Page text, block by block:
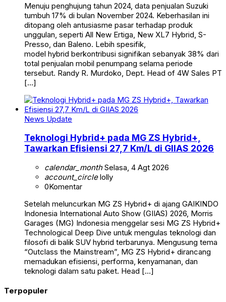
Menuju penghujung tahun 2024, data penjualan Suzuki
tumbuh 17% di bulan November 2024. Keberhasilan ini
ditopang oleh antusiasme pasar terhadap produk
unggulan, seperti All New Ertiga, New XL7 Hybrid, S-
Presso, dan Baleno. Lebih spesifik,
model hybrid berkontribusi signifikan sebanyak 38% dari
total penjualan mobil penumpang selama periode
tersebut. Randy R. Murdoko, Dept. Head of 4W Sales PT
[…]
News Update
Teknologi Hybrid+ pada MG ZS Hybrid+,
Tawarkan Efisiensi 27,7 Km/L di GIIAS 2026
calendar_monthSelasa, 4 Agt 2026
account_circlelolly
0Komentar
Setelah meluncurkan MG ZS Hybrid+ di ajang GAIKINDO
Indonesia International Auto Show (GIIAS) 2026, Morris
Garages (MG) Indonesia menggelar sesi MG ZS Hybrid+
Technological Deep Dive untuk mengulas teknologi dan
filosofi di balik SUV hybrid terbarunya. Mengusung tema
“Outclass the Mainstream”, MG ZS Hybrid+ dirancang
memadukan efisiensi, performa, kenyamanan, dan
teknologi dalam satu paket. Head […]
Terpopuler